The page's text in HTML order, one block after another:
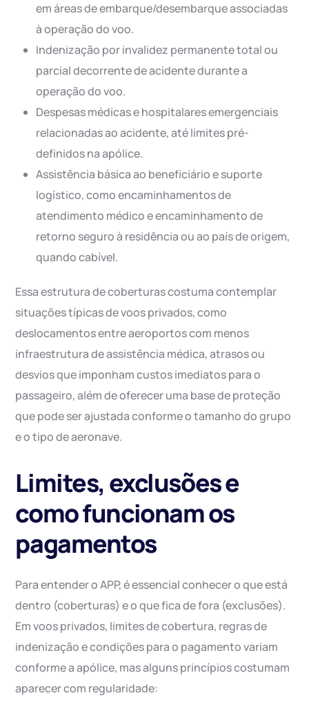
em áreas de embarque/desembarque associadas
à operação do voo.
Indenização por invalidez permanente total ou
parcial decorrente de acidente durante a
operação do voo.
Despesas médicas e hospitalares emergenciais
relacionadas ao acidente, até limites pré-
definidos na apólice.
Assistência básica ao beneficiário e suporte
logístico, como encaminhamentos de
atendimento médico e encaminhamento de
retorno seguro à residência ou ao país de origem,
quando cabível.
Essa estrutura de coberturas costuma contemplar
situações típicas de voos privados, como
deslocamentos entre aeroportos com menos
infraestrutura de assistência médica, atrasos ou
desvios que imponham custos imediatos para o
passageiro, além de oferecer uma base de proteção
que pode ser ajustada conforme o tamanho do grupo
e o tipo de aeronave.
Limites, exclusões e
como funcionam os
pagamentos
Para entender o APP, é essencial conhecer o que está
dentro (coberturas) e o que fica de fora (exclusões).
Em voos privados, limites de cobertura, regras de
indenização e condições para o pagamento variam
conforme a apólice, mas alguns princípios costumam
aparecer com regularidade: